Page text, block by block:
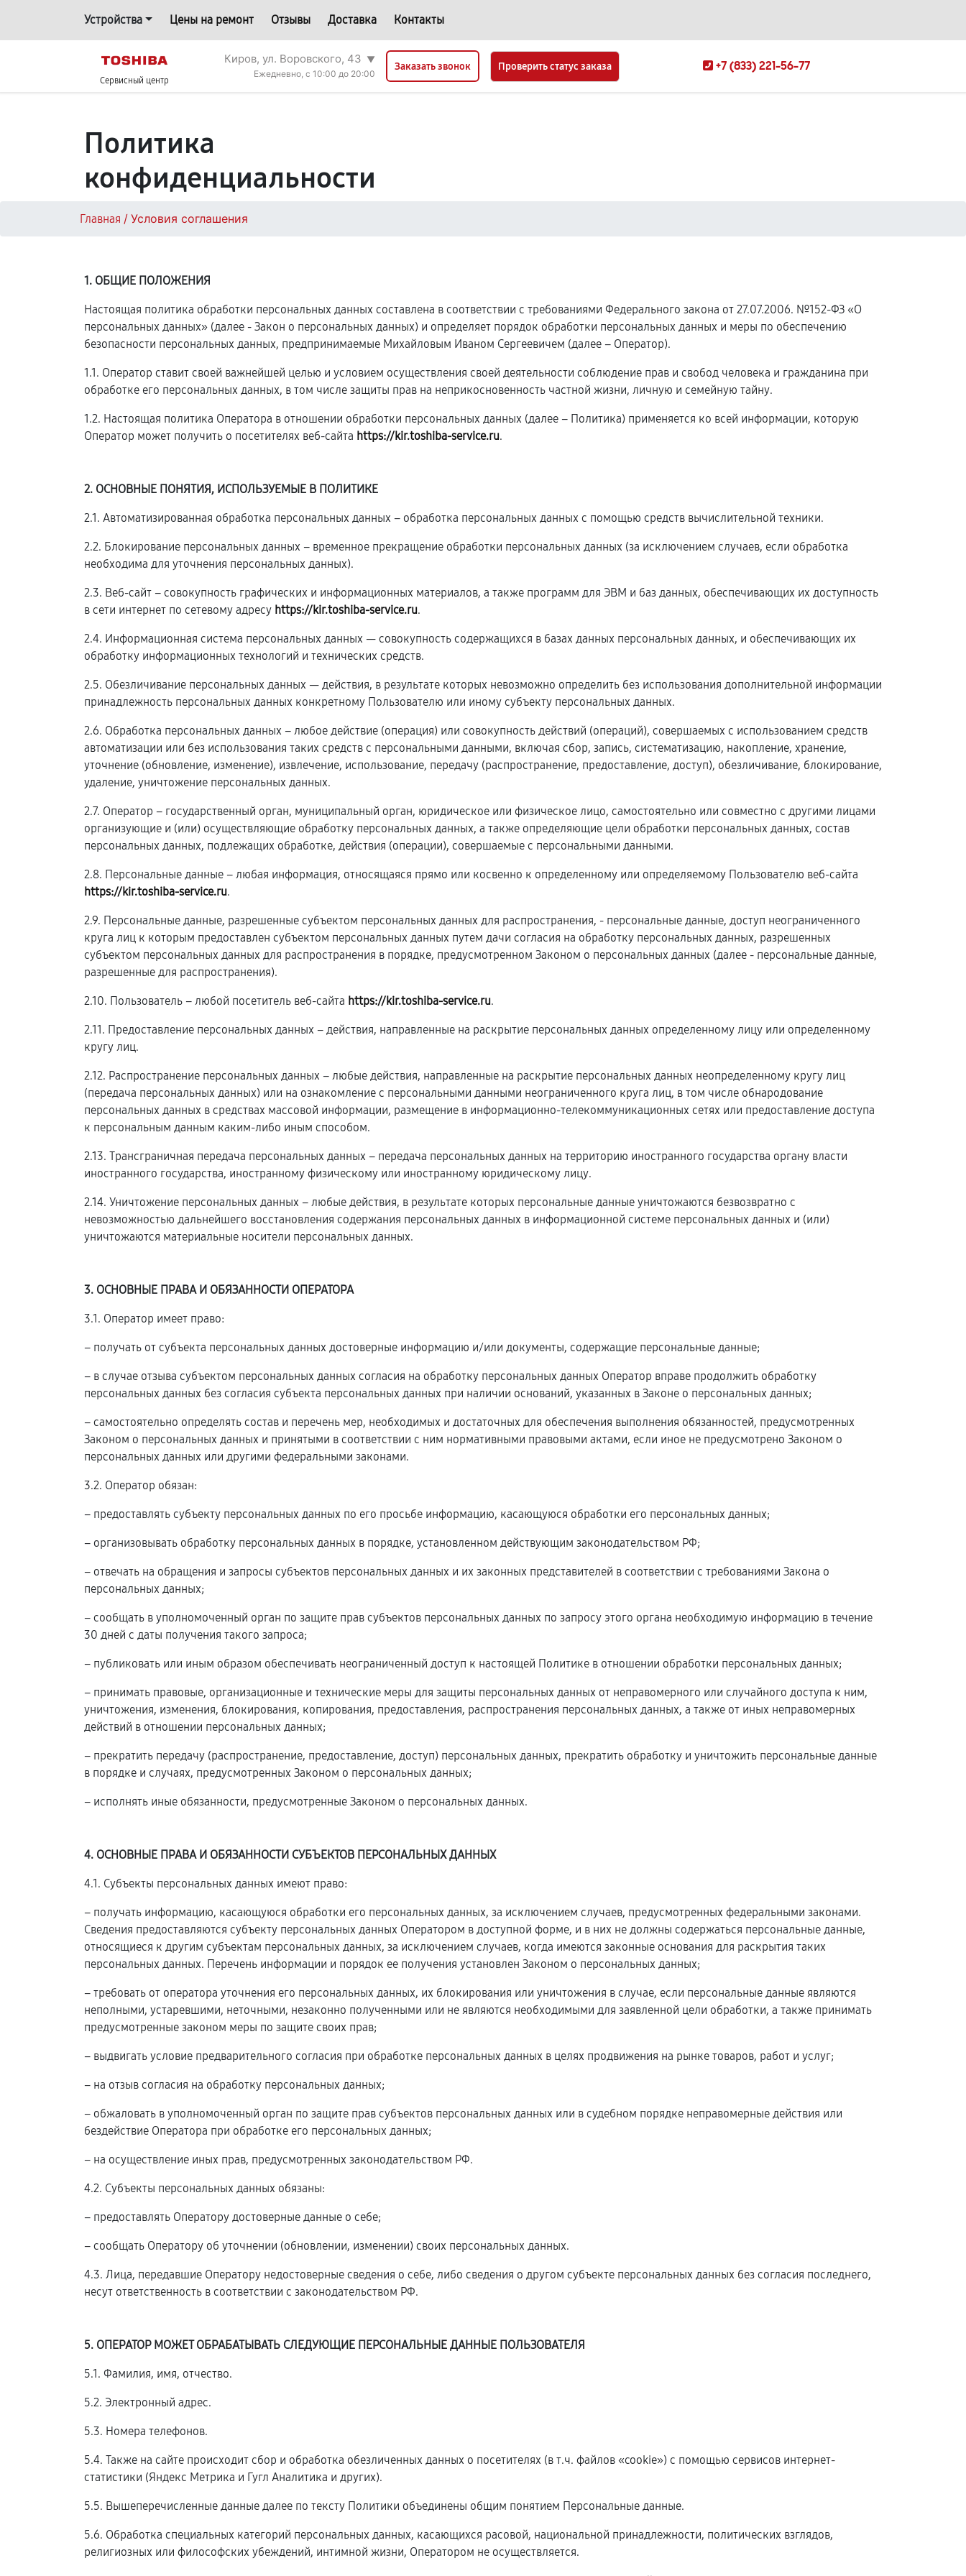
Устройства Цены на ремонт Отзывы Доставка Контакты
Сервисный центр
Киров, ул. Воровского, 43 ▼
Ежедневно, с 10:00 до 20:00
Заказать звонок Проверить статус заказа +7 (833) 221-56-77
Политика
конфиденциальности
Главная / Условия соглашения
1. ОБЩИЕ ПОЛОЖЕНИЯ
Настоящая политика обработки персональных данных составлена в соответствии с требованиями Федерального закона от 27.07.2006. №152-ФЗ «О
персональных данных» (далее - Закон о персональных данных) и определяет порядок обработки персональных данных и меры по обеспечению
безопасности персональных данных, предпринимаемые Михайловым Иваном Сергеевичем (далее – Оператор).
1.1. Оператор ставит своей важнейшей целью и условием осуществления своей деятельности соблюдение прав и свобод человека и гражданина при
обработке его персональных данных, в том числе защиты прав на неприкосновенность частной жизни, личную и семейную тайну.
1.2. Настоящая политика Оператора в отношении обработки персональных данных (далее – Политика) применяется ко всей информации, которую
Оператор может получить о посетителях веб-сайта https://kir.toshiba-service.ru.
2. ОСНОВНЫЕ ПОНЯТИЯ, ИСПОЛЬЗУЕМЫЕ В ПОЛИТИКЕ
2.1. Автоматизированная обработка персональных данных – обработка персональных данных с помощью средств вычислительной техники.
2.2. Блокирование персональных данных – временное прекращение обработки персональных данных (за исключением случаев, если обработка
необходима для уточнения персональных данных).
2.3. Веб-сайт – совокупность графических и информационных материалов, а также программ для ЭВМ и баз данных, обеспечивающих их доступность
в сети интернет по сетевому адресу https://kir.toshiba-service.ru.
2.4. Информационная система персональных данных — совокупность содержащихся в базах данных персональных данных, и обеспечивающих их
обработку информационных технологий и технических средств.
2.5. Обезличивание персональных данных — действия, в результате которых невозможно определить без использования дополнительной информации
принадлежность персональных данных конкретному Пользователю или иному субъекту персональных данных.
2.6. Обработка персональных данных – любое действие (операция) или совокупность действий (операций), совершаемых с использованием средств
автоматизации или без использования таких средств с персональными данными, включая сбор, запись, систематизацию, накопление, хранение,
уточнение (обновление, изменение), извлечение, использование, передачу (распространение, предоставление, доступ), обезличивание, блокирование,
удаление, уничтожение персональных данных.
2.7. Оператор – государственный орган, муниципальный орган, юридическое или физическое лицо, самостоятельно или совместно с другими лицами
организующие и (или) осуществляющие обработку персональных данных, а также определяющие цели обработки персональных данных, состав
персональных данных, подлежащих обработке, действия (операции), совершаемые с персональными данными.
2.8. Персональные данные – любая информация, относящаяся прямо или косвенно к определенному или определяемому Пользователю веб-сайта
https://kir.toshiba-service.ru.
2.9. Персональные данные, разрешенные субъектом персональных данных для распространения, - персональные данные, доступ неограниченного
круга лиц к которым предоставлен субъектом персональных данных путем дачи согласия на обработку персональных данных, разрешенных
субъектом персональных данных для распространения в порядке, предусмотренном Законом о персональных данных (далее - персональные данные,
разрешенные для распространения).
2.10. Пользователь – любой посетитель веб-сайта https://kir.toshiba-service.ru.
2.11. Предоставление персональных данных – действия, направленные на раскрытие персональных данных определенному лицу или определенному
кругу лиц.
2.12. Распространение персональных данных – любые действия, направленные на раскрытие персональных данных неопределенному кругу лиц
(передача персональных данных) или на ознакомление с персональными данными неограниченного круга лиц, в том числе обнародование
персональных данных в средствах массовой информации, размещение в информационно-телекоммуникационных сетях или предоставление доступа
к персональным данным каким-либо иным способом.
2.13. Трансграничная передача персональных данных – передача персональных данных на территорию иностранного государства органу власти
иностранного государства, иностранному физическому или иностранному юридическому лицу.
2.14. Уничтожение персональных данных – любые действия, в результате которых персональные данные уничтожаются безвозвратно с
невозможностью дальнейшего восстановления содержания персональных данных в информационной системе персональных данных и (или)
уничтожаются материальные носители персональных данных.
3. ОСНОВНЫЕ ПРАВА И ОБЯЗАННОСТИ ОПЕРАТОРА
3.1. Оператор имеет право:
– получать от субъекта персональных данных достоверные информацию и/или документы, содержащие персональные данные;
– в случае отзыва субъектом персональных данных согласия на обработку персональных данных Оператор вправе продолжить обработку
персональных данных без согласия субъекта персональных данных при наличии оснований, указанных в Законе о персональных данных;
– самостоятельно определять состав и перечень мер, необходимых и достаточных для обеспечения выполнения обязанностей, предусмотренных
Законом о персональных данных и принятыми в соответствии с ним нормативными правовыми актами, если иное не предусмотрено Законом о
персональных данных или другими федеральными законами.
3.2. Оператор обязан:
– предоставлять субъекту персональных данных по его просьбе информацию, касающуюся обработки его персональных данных;
– организовывать обработку персональных данных в порядке, установленном действующим законодательством РФ;
– отвечать на обращения и запросы субъектов персональных данных и их законных представителей в соответствии с требованиями Закона о
персональных данных;
– сообщать в уполномоченный орган по защите прав субъектов персональных данных по запросу этого органа необходимую информацию в течение
30 дней с даты получения такого запроса;
– публиковать или иным образом обеспечивать неограниченный доступ к настоящей Политике в отношении обработки персональных данных;
– принимать правовые, организационные и технические меры для защиты персональных данных от неправомерного или случайного доступа к ним,
уничтожения, изменения, блокирования, копирования, предоставления, распространения персональных данных, а также от иных неправомерных
действий в отношении персональных данных;
– прекратить передачу (распространение, предоставление, доступ) персональных данных, прекратить обработку и уничтожить персональные данные
в порядке и случаях, предусмотренных Законом о персональных данных;
– исполнять иные обязанности, предусмотренные Законом о персональных данных.
4. ОСНОВНЫЕ ПРАВА И ОБЯЗАННОСТИ СУБЪЕКТОВ ПЕРСОНАЛЬНЫХ ДАННЫХ
4.1. Субъекты персональных данных имеют право:
– получать информацию, касающуюся обработки его персональных данных, за исключением случаев, предусмотренных федеральными законами.
Сведения предоставляются субъекту персональных данных Оператором в доступной форме, и в них не должны содержаться персональные данные,
относящиеся к другим субъектам персональных данных, за исключением случаев, когда имеются законные основания для раскрытия таких
персональных данных. Перечень информации и порядок ее получения установлен Законом о персональных данных;
– требовать от оператора уточнения его персональных данных, их блокирования или уничтожения в случае, если персональные данные являются
неполными, устаревшими, неточными, незаконно полученными или не являются необходимыми для заявленной цели обработки, а также принимать
предусмотренные законом меры по защите своих прав;
– выдвигать условие предварительного согласия при обработке персональных данных в целях продвижения на рынке товаров, работ и услуг;
– на отзыв согласия на обработку персональных данных;
– обжаловать в уполномоченный орган по защите прав субъектов персональных данных или в судебном порядке неправомерные действия или
бездействие Оператора при обработке его персональных данных;
– на осуществление иных прав, предусмотренных законодательством РФ.
4.2. Субъекты персональных данных обязаны:
– предоставлять Оператору достоверные данные о себе;
– сообщать Оператору об уточнении (обновлении, изменении) своих персональных данных.
4.3. Лица, передавшие Оператору недостоверные сведения о себе, либо сведения о другом субъекте персональных данных без согласия последнего,
несут ответственность в соответствии с законодательством РФ.
5. ОПЕРАТОР МОЖЕТ ОБРАБАТЫВАТЬ СЛЕДУЮЩИЕ ПЕРСОНАЛЬНЫЕ ДАННЫЕ ПОЛЬЗОВАТЕЛЯ
5.1. Фамилия, имя, отчество.
5.2. Электронный адрес.
5.3. Номера телефонов.
5.4. Также на сайте происходит сбор и обработка обезличенных данных о посетителях (в т.ч. файлов «cookie») с помощью сервисов интернет-
статистики (Яндекс Метрика и Гугл Аналитика и других).
5.5. Вышеперечисленные данные далее по тексту Политики объединены общим понятием Персональные данные.
5.6. Обработка специальных категорий персональных данных, касающихся расовой, национальной принадлежности, политических взглядов,
религиозных или философских убеждений, интимной жизни, Оператором не осуществляется.